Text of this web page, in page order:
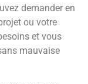
demander en
ou votre
et vous
mauvaise